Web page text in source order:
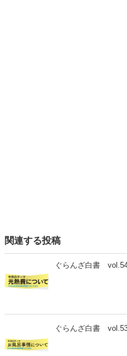
関連する投稿
ぐらんざ白書
ぐらんざ白書